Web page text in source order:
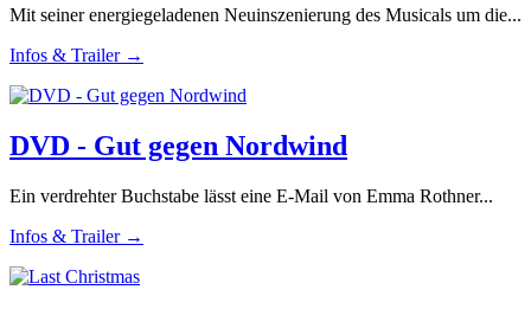
Mit seiner energiegeladenen Neuinszenierung des Musicals um die...
Infos & Trailer →
DVD - Gut gegen Nordwind
Ein verdrehter Buchstabe lässt eine E-Mail von Emma Rothner...
Infos & Trailer →